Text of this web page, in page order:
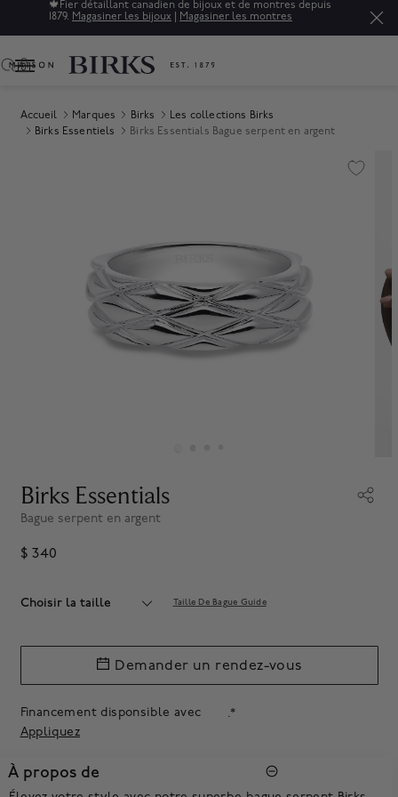
🍁 Fier détaillant canadien de bijoux et de montres depuis
1879. Magasiner les bijoux Magasiner les montres
0
Accueil Marques Birks
Les collections Birks
Birks Essentiels
Birks Essentials Bague serpent en argent
Birks Essentials
Bague serpent en argent
$ 340
Choisir la taille Taille De Bague Guide
Financement disponsible avec
.*
Appliquez
Demander un rendez-vous
À propos de